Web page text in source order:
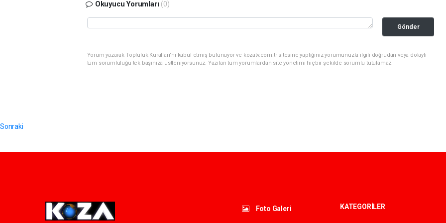
Okuyucu Yorumları (0)
Gönder
Yorum yazarak Topluluk Kuralları’nı kabul etmiş bulunuyor ve kozatv.com.tr sitesine yaptığınız yorumunuzla ilgili doğrudan veya dolaylı
tüm sorumluluğu tek başınıza üstleniyorsunuz. Yazılan tüm yorumlardan site yönetimi hiçbir şekilde sorumlu tutulamaz.
Sonraki
Foto Galeri KATEGORİLER